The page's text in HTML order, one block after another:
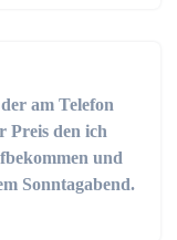
am Telefon
Preis den ich
und
Sonntagabend.